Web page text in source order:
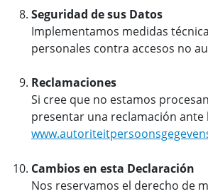
Seguridad de sus Datos
Implementamos medidas
personales contra accesos no
Reclamaciones
Si cree que no estamos
presentar una reclamación
Cambios en esta Declaración
Nos reservamos el derecho de